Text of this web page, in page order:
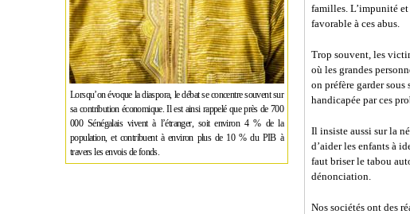
Lorsqu’on évoque la diaspora, le débat se concentre souvent sur
sa contribution économique. Il est ainsi rappelé que près de 700
000 Sénégalais vivent à l’étranger, soit environ 4 % de la
population, et contribuent à environ plus de 10 % du PIB à
travers les envois de fonds.
familles. L’impunité
favorable à ces abus.
Trop souvent, les
où les grandes
on préfère garder
handicapée par ces
Il insiste aussi sur la
d’aider les enfants à
faut briser le tabou
dénonciation.
Nos sociétés ont des